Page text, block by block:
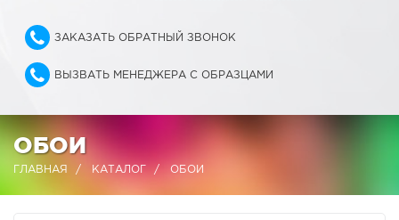
ЗАКАЗАТЬ ОБРАТНЫЙ ЗВОНОК
ВЫЗВАТЬ МЕНЕДЖЕРА С ОБРАЗЦАМИ
ОБОИ
ГЛАВНАЯ КАТАЛОГ ОБОИ